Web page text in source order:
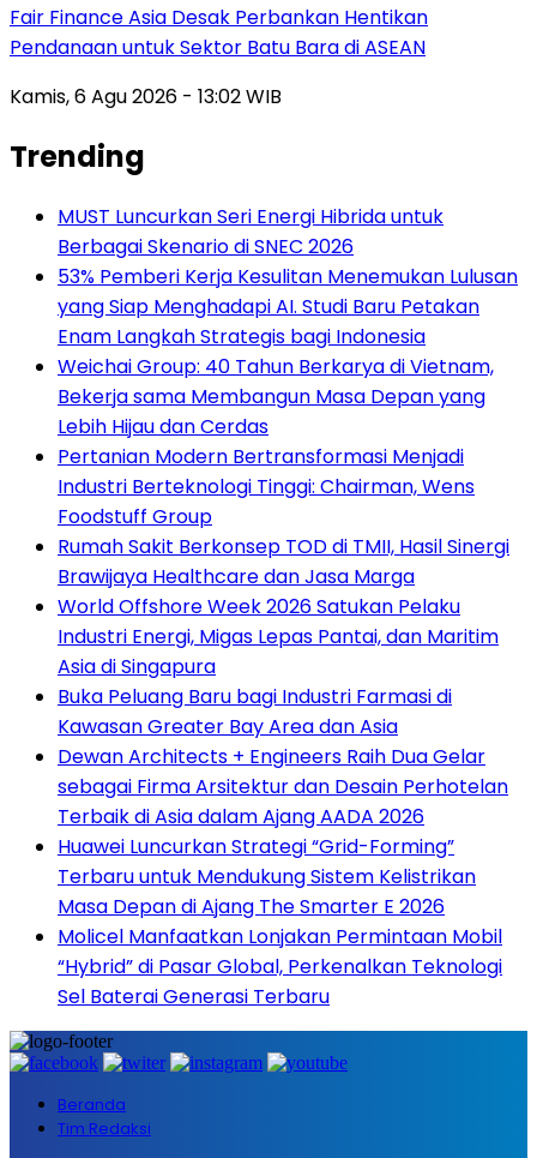
Fair Finance Asia Desak Perbankan Hentikan
Pendanaan untuk Sektor Batu Bara di ASEAN
Kamis, 6 Agu 2026 - 13:02 WIB
Trending
MUST Luncurkan Seri Energi Hibrida untuk
Berbagai Skenario di SNEC 2026
53% Pemberi Kerja Kesulitan Menemukan Lulusan
yang Siap Menghadapi AI. Studi Baru Petakan
Enam Langkah Strategis bagi Indonesia
Weichai Group: 40 Tahun Berkarya di Vietnam,
Bekerja sama Membangun Masa Depan yang
Lebih Hijau dan Cerdas
Pertanian Modern Bertransformasi Menjadi
Industri Berteknologi Tinggi: Chairman, Wens
Foodstuff Group
Rumah Sakit Berkonsep TOD di TMII, Hasil Sinergi
Brawijaya Healthcare dan Jasa Marga
World Offshore Week 2026 Satukan Pelaku
Industri Energi, Migas Lepas Pantai, dan Maritim
Asia di Singapura
Buka Peluang Baru bagi Industri Farmasi di
Kawasan Greater Bay Area dan Asia
Dewan Architects + Engineers Raih Dua Gelar
sebagai Firma Arsitektur dan Desain Perhotelan
Terbaik di Asia dalam Ajang AADA 2026
Huawei Luncurkan Strategi “Grid-Forming”
Terbaru untuk Mendukung Sistem Kelistrikan
Masa Depan di Ajang The Smarter E 2026
Molicel Manfaatkan Lonjakan Permintaan Mobil
“Hybrid” di Pasar Global, Perkenalkan Teknologi
Sel Baterai Generasi Terbaru
Beranda
Tim Redaksi